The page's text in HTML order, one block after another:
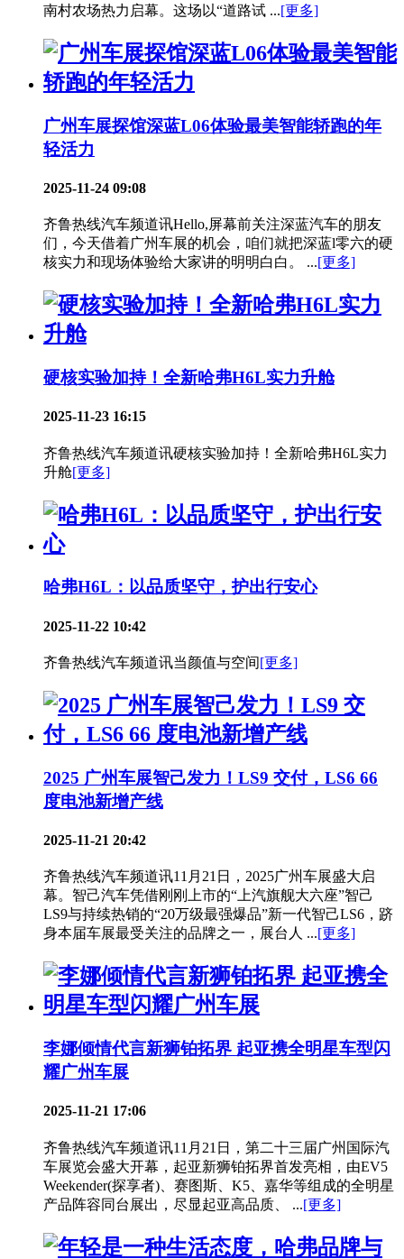
南村农场热力启幕。这场以“道路试 ...[更多]
广州车展探馆深蓝L06体验最美智能轿跑的年
轻活力
2025-11-24 09:08
齐鲁热线汽车频道讯Hello,屏幕前关注深蓝汽车的朋友
们，今天借着广州车展的机会，咱们就把深蓝l零六的硬
核实力和现场体验给大家讲的明明白白。 ...[更多]
硬核实验加持！全新哈弗H6L实力升舱
2025-11-23 16:15
齐鲁热线汽车频道讯硬核实验加持！全新哈弗H6L实力
升舱[更多]
哈弗H6L：以品质坚守，护出行安心
2025-11-22 10:42
齐鲁热线汽车频道讯当颜值与空间[更多]
2025 广州车展智己发力！LS9 交付，LS6 66
度电池新增产线
2025-11-21 20:42
齐鲁热线汽车频道讯11月21日，2025广州车展盛大启
幕。智己汽车凭借刚刚上市的“上汽旗舰大六座”智己
LS9与持续热销的“20万级最强爆品”新一代智己LS6，跻
身本届车展最受关注的品牌之一，展台人 ...[更多]
李娜倾情代言新狮铂拓界 起亚携全明星车型闪
耀广州车展
2025-11-21 17:06
齐鲁热线汽车频道讯11月21日，第二十三届广州国际汽
车展览会盛大开幕，起亚新狮铂拓界首发亮相，由EV5
Weekender(探享者)、赛图斯、K5、嘉华等组成的全明星
产品阵容同台展出，尽显起亚高品质、 ...[更多]